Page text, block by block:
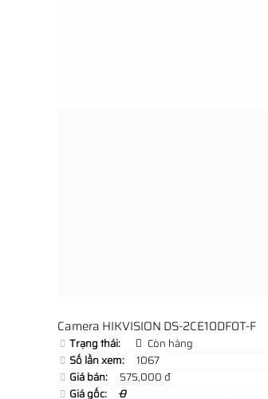
Camera HIKVISION DS-2CE10DF0T-F
Trạng thái:
Còn hàng
Số lần xem:
1067
Giá bán:
575,000 đ
Giá gốc:
0